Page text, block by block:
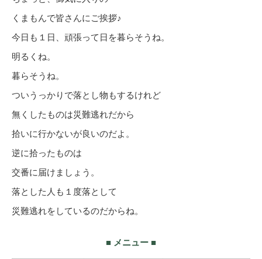
くまもんで皆さんにご挨拶♪
今日も１日、頑張って日を暮らそうね。
明るくね。
暮らそうね。
ついうっかりで落とし物もするけれど
無くしたものは災難逃れだから
拾いに行かないが良いのだよ。
逆に拾ったものは
交番に届けましょう。
落とした人も１度落として
災難逃れをしているのだからね。
■ メニュー ■